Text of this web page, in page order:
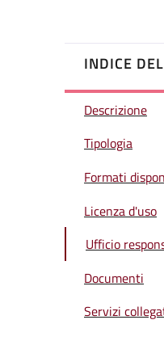
INDICE
Descrizione
Tipologia
Formati
Licenza d'uso
Ufficio
Documenti
Servizi